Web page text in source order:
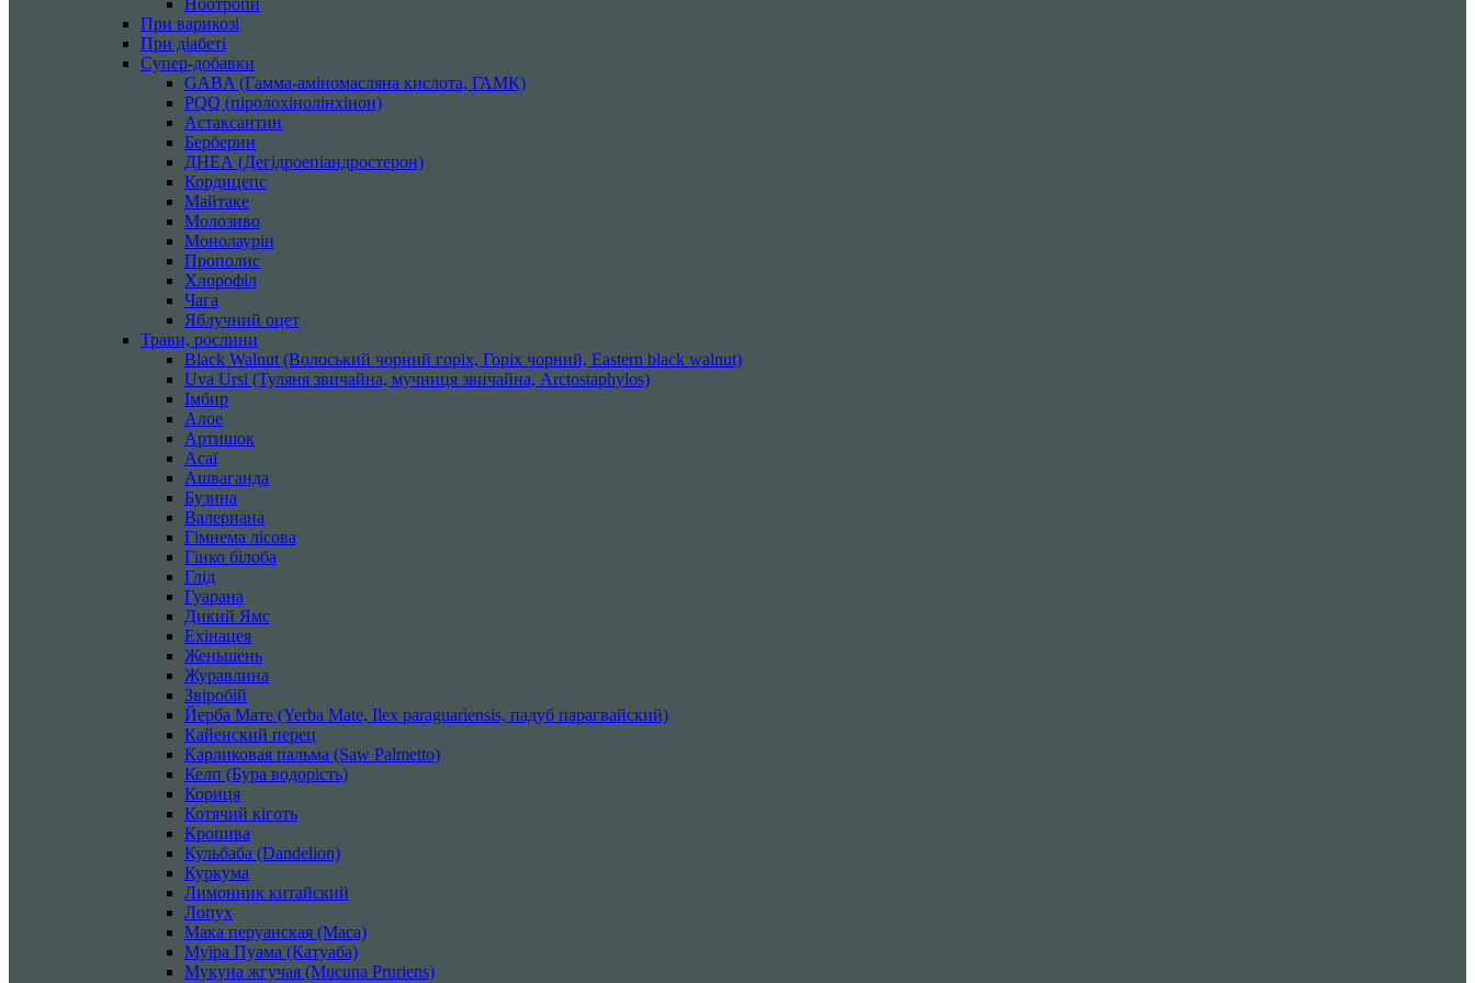
При варикозі
При діабеті
Супер-добавки
GABA (Гамма-аміномасляна кислота, ГАМК)
PQQ (піролохінолінхінон)
Астаксантин
Берберин
ДНЕА (Дегідроепіандростерон)
Кордицепс
Майтаке
Молозиво
Монолаурін
Прополис
Хлорофіл
Чага
Яблучний оцет
Трави, рослини
Black Walnut (Волоський чорний горіх, Горіх чорний, Eastern black walnut)
Uva Ursi (Туляня звичайна, мучниця звичайна, Arctostaphylos)
Імбир
Алое
Артишок
Асаї
Ашваганда
Бузина
Валериана
Гімнема лісова
Гінко білоба
Глід
Гуарана
Дикий Ямс
Ехінацея
Женьшень
Журавлина
Звіробій
Йерба Мате (Yerba Mate, Ilex paraguariensis, падуб парагвайский)
Кайенский перец
Карликовая пальма (Saw Palmetto)
Келп (Бура водорість)
Кориця
Котячий кіготь
Кропива
Кульбаба (Dandelion)
Куркума
Лимонник китайский
Лопух
Мака перуанская (Maca)
Муїра Пуама (Катуаба)
Мукуна жгучая (Mucuna Pruriens)